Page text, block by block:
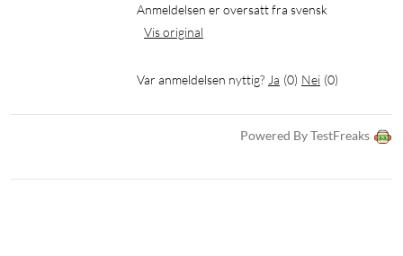
Anmeldelsen er oversatt fra svensk
Vis original
Var anmeldelsen nyttig? Ja (0) Nei (0)
Powered By TestFreaks